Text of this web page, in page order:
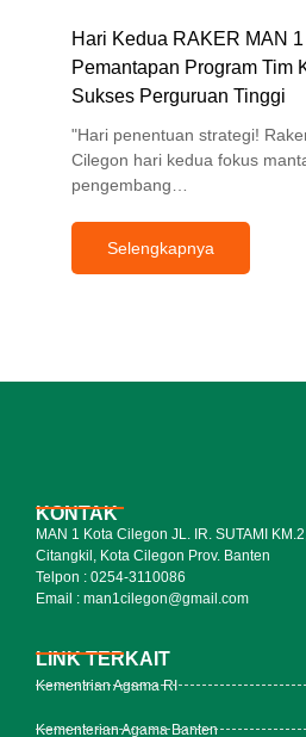
Hari Kedua RAKER MAN
Pemantapan Program Tim
Sukses Perguruan Tinggi
"Hari penentuan strategi!
Cilegon hari kedua fokus
pengembang…
Selengkapnya
KONTAK
MAN 1 Kota Cilegon JL. IR. SUTAMI
Citangkil, Kota Cilegon Prov. Banten
Telpon : 0254-3110086
Email : man1cilegon@gmail.com
LINK TERKAIT
Kementrian Agama RI
Kementerian Agama Banten